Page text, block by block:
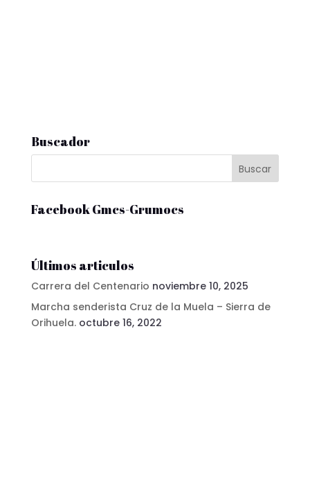
Buscador
Facebook Gmcs-Grumocs
Últimos articulos
Carrera del Centenario noviembre 10, 2025
Marcha senderista Cruz de la Muela – Sierra de
Orihuela. octubre 16, 2022